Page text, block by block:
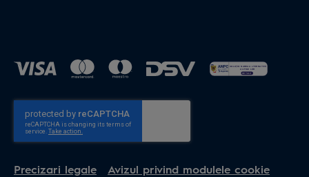
Precizari legale Avizul privind modulele cookie